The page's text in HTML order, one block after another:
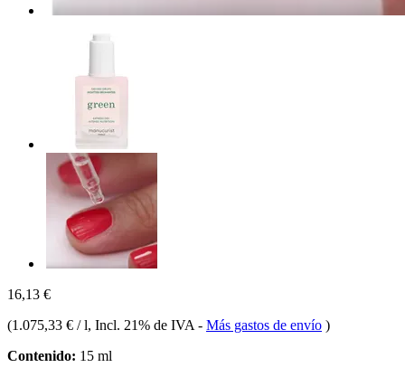
16,13 €
(1.075,33 € / l, Incl. 21% de IVA - Más gastos de envío )
Contenido: 15 ml